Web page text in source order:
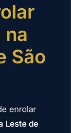
São
enrolar
Leste de